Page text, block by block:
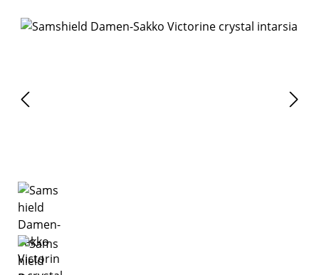
Bildergalerie überspringen